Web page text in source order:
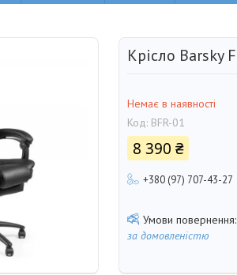
Крісло Barsky
Немає в наявності
Код: BFR-01
8 390 ₴
+380 (97) 707-43-27
за домовленістю